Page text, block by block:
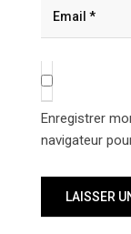
Enregistrer
navigateur